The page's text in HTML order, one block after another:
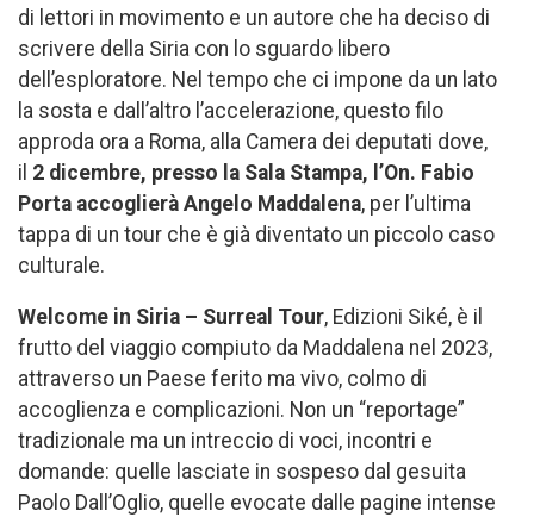
di lettori in movimento e un autore che ha deciso di
scrivere della Siria con lo sguardo libero
dell’esploratore. Nel tempo che ci impone da un lato
la sosta e dall’altro l’accelerazione, questo filo
approda ora a Roma, alla Camera dei deputati dove,
il 2 dicembre, presso la Sala Stampa, l’On. Fabio
Porta accoglierà Angelo Maddalena, per l’ultima
tappa di un tour che è già diventato un piccolo caso
culturale.
Welcome in Siria – Surreal Tour, Edizioni Siké, è il
frutto del viaggio compiuto da Maddalena nel 2023,
attraverso un Paese ferito ma vivo, colmo di
accoglienza e complicazioni. Non un “reportage”
tradizionale ma un intreccio di voci, incontri e
domande: quelle lasciate in sospeso dal gesuita
Paolo Dall’Oglio, quelle evocate dalle pagine intense